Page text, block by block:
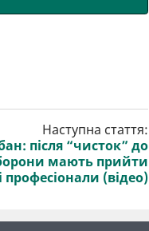
Наступна стаття:
після “чисток” до
мають прийти
професіонали (відео)